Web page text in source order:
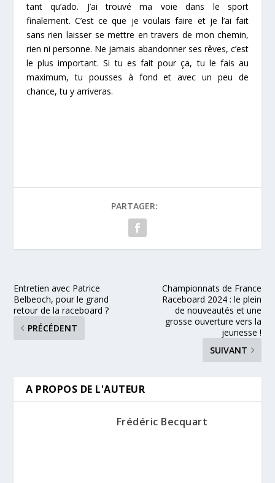
tant qu’ado. J’ai trouvé ma voie dans le sport
finalement. C’est ce que je voulais faire et je l’ai fait
sans rien laisser se mettre en travers de mon chemin,
rien ni personne. Ne jamais abandonner ses rêves, c’est
le plus important. Si tu es fait pour ça, tu le fais au
maximum, tu pousses à fond et avec un peu de
chance, tu y arriveras.
PARTAGER:
Entretien avec Patrice
Belbeoch, pour le grand
retour de la raceboard ?
PRÉCÉDENT
Championnats de France
Raceboard 2024 : le plein
de nouveautés et une
grosse ouverture vers la
jeunesse !
SUIVANT
A PROPOS DE L'AUTEUR
Frédéric Becquart